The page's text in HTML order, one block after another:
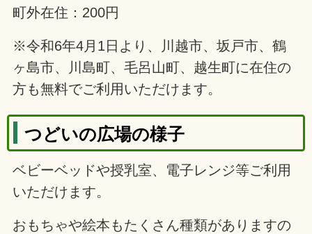
町外在住：200円
※令和6年4月1日より、川越市、坂戸市、鶴
ヶ島市、川島町、毛呂山町、越生町に在住の
方も無料でご利用いただけます。
つどいの広場の様子
ベビーベッドや授乳室、電子レンジ等ご利用
いただけます。
おもちゃや絵本もたくさん種類がありますの